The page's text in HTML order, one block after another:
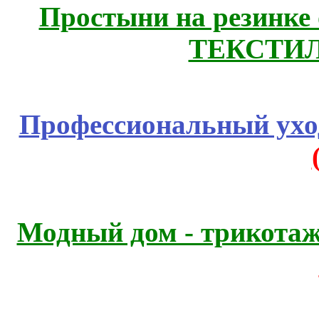
Простыни на
Профессиональный
Модный дом -